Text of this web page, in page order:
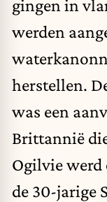
gingen in
werden
herstellen.
was een
Brittannië
Ogilvie werd
de 30-jarige